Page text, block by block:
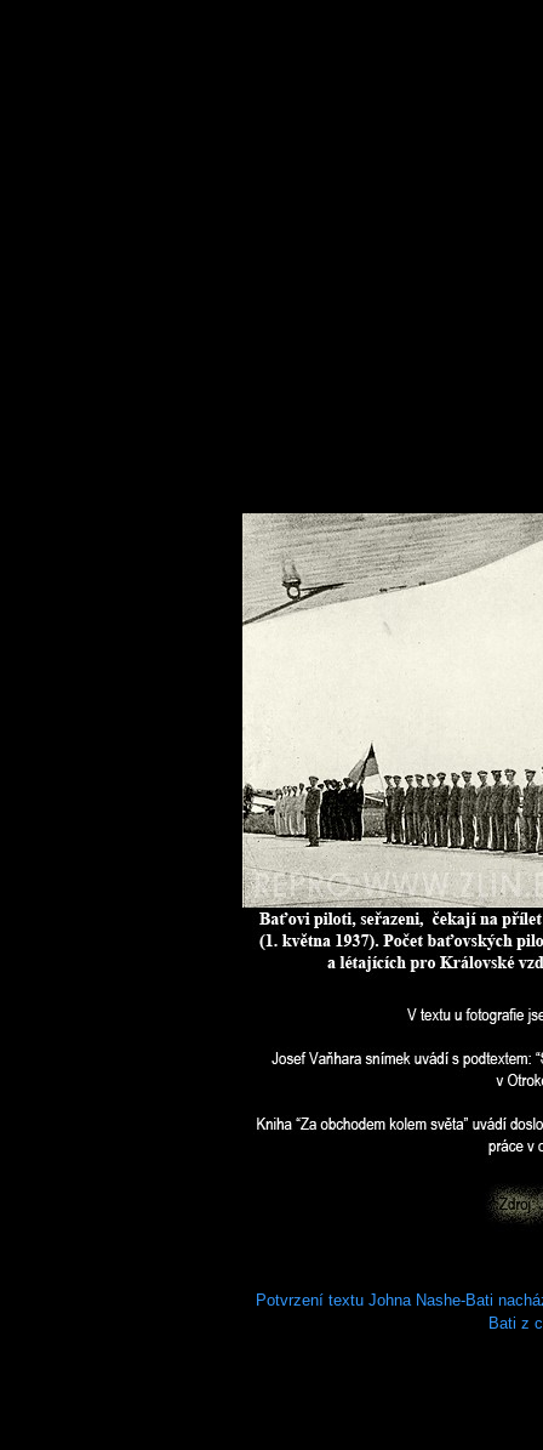
Potvrzení textu Johna Nashe-Bati
Bati z